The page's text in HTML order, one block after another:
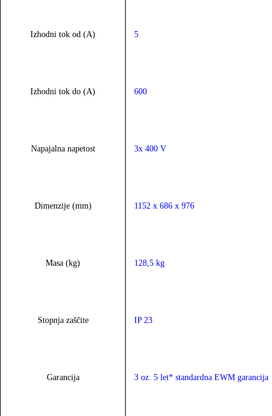
Izhodni tok od (A) 5
Izhodni tok do (A) 600
Napajalna napetost 3x 400 V
Dimenzije (mm) 1152 x 686 x 976
Masa (kg) 128,5 kg
Stopnja zaščite IP 23
Garancija 3 oz. 5 let* standardna EWM garancija